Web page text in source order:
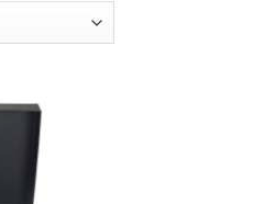
lemmikuks